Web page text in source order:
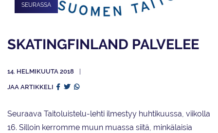
SEURASSA
SKATINGFINLAND PALVELEE
14. HELMIKUUTA 2018
JAA ARTIKKELI
Seuraava Taitoluistelu-lehti ilmestyy huhtikuussa, viikolla
16. Silloin kerromme muun muassa siitä, minkälaisia